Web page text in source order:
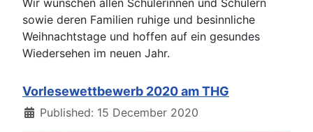
Wir wünschen allen Schülerinnen und Schülern
sowie deren Familien ruhige und besinnliche
Weihnachtstage und hoffen auf ein gesundes
Wiedersehen im neuen Jahr.
Vorlesewettbewerb 2020 am THG
DetailsPublished: 15 December 2020